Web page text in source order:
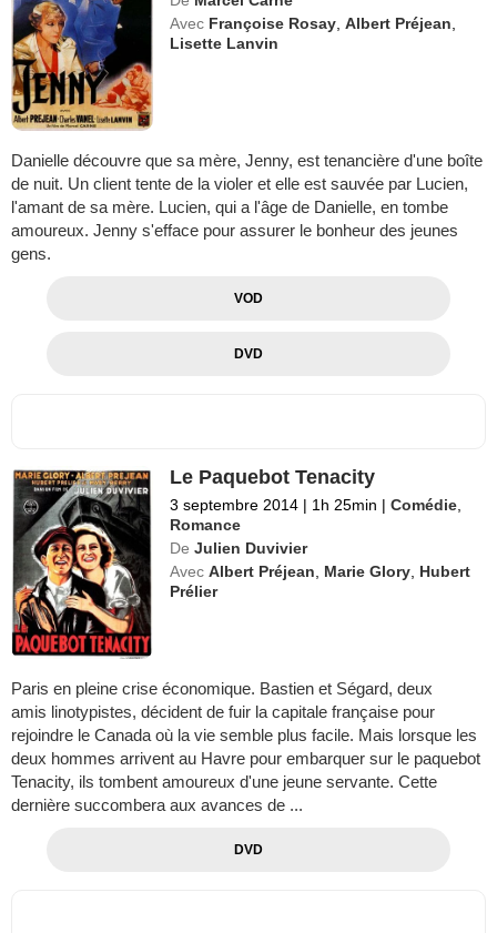
Avec Françoise Rosay ,Albert Préjean
Lisette Lanvin
Danielle découvre que sa mère, Jenny, est tenancière d'une boîte
de nuit. Un client tente de la violer et elle est sauvée par Lucien,
l'amant de sa mère. Lucien, qui a l'âge de Danielle, en tombe
amoureux. Jenny s'efface pour assurer le bonheur des jeunes
gens.
VOD
DVD
Le Paquebot Tenacity
3 septembre 2014 | 1h 25min | Comédie
Romance
De Julien Duvivier
Avec Albert Préjean Marie Glory Hubert
Prélier
Paris en pleine crise économique. Bastien et Ségard, deux
amis linotypistes, décident de fuir la capitale française pour
rejoindre le Canada où la vie semble plus facile. Mais lorsque les
deux hommes arrivent au Havre pour embarquer sur le paquebot
Tenacity, ils tombent amoureux d'une jeune servante. Cette
dernière succombera aux avances de ...
DVD